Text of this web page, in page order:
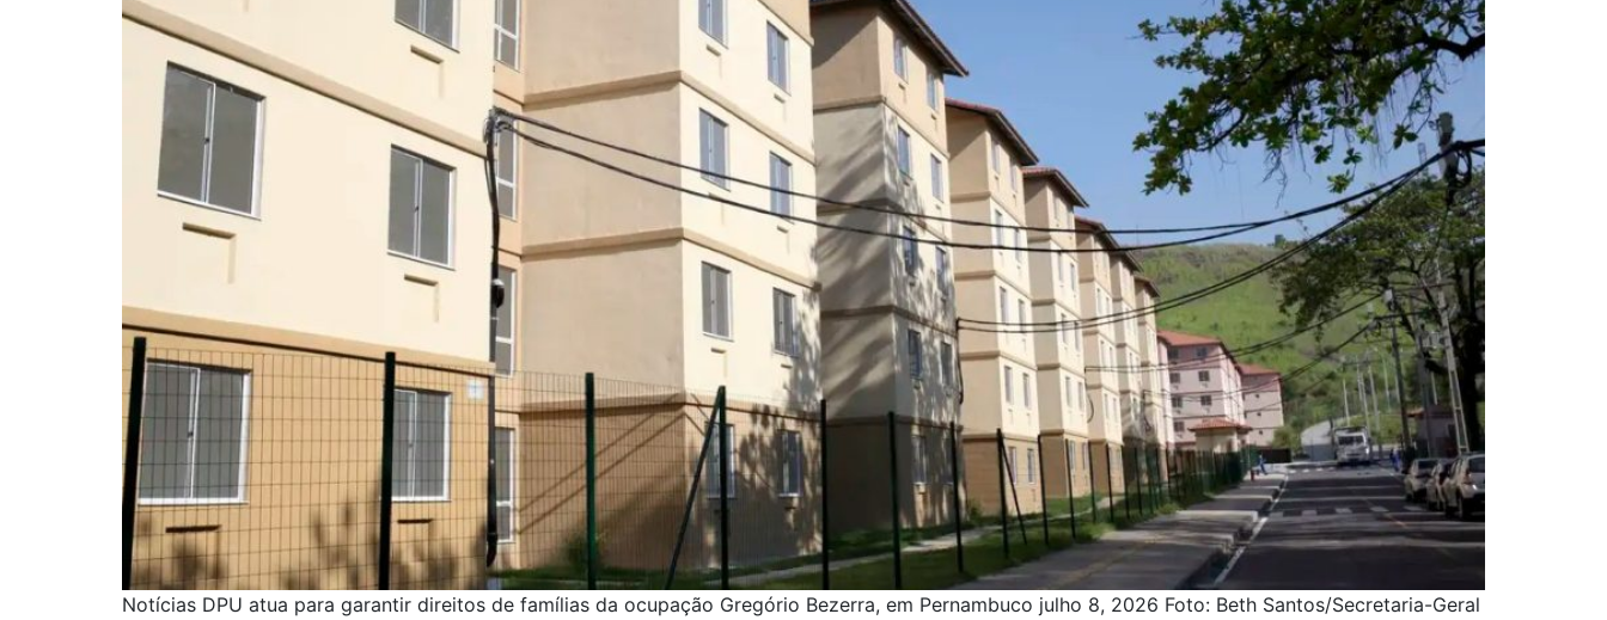
Notícias DPU atua para garantir direitos de famílias da ocupação Gregório Bezerra, em Pernambuco julho 8, 2026 Foto: Beth Santos/Secretaria-Geral